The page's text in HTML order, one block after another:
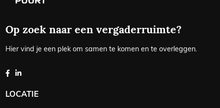
Op zoek naar een vergaderruimte?
Hier vind je een plek om samen te komen en te overleggen.
LOCATIE